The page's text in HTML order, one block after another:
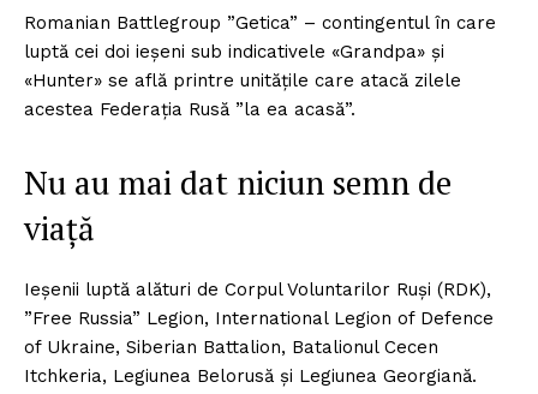
Romanian Battlegroup ”Getica” – contingentul în care
luptă cei doi ieșeni sub indicativele «Grandpa» și
«Hunter» se află printre unitățile care atacă zilele
acestea Federația Rusă ”la ea acasă”.
Nu au mai dat niciun semn de
viață
Ieșenii luptă alături de Corpul Voluntarilor Ruși (RDK),
”Free Russia” Legion, International Legion of Defence
of Ukraine, Siberian Battalion, Batalionul Cecen
Itchkeria, Legiunea Belorusă și Legiunea Georgiană.